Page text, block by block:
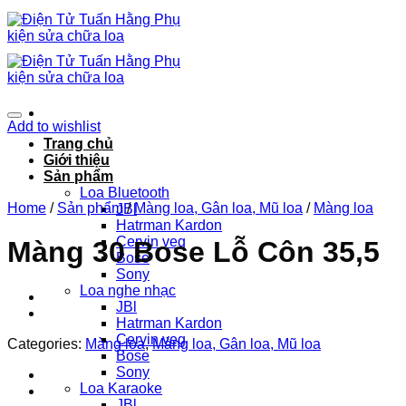
Chuyển
đến
nội
dung
Trang chủ
Giới thiệu
Sản phẩm
Loa Bluetooth
JBl
Hatrman Kardon
Cervin veg
Bose
Sony
Loa nghe nhạc
JBl
Hatrman Kardon
Cervin veg
Bose
Sony
Loa Karaoke
Add to wishlist
Home / Sản phẩm / Màng loa, Gân loa, Mũ loa / Màng loa
Màng 30 Bose Lỗ Côn 35,5
Categories: Màng loa,Màng loa, Gân loa, Mũ loa